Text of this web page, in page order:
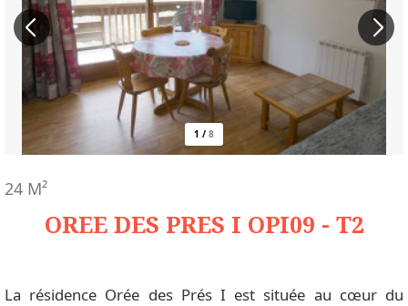
1 / 8
OREE DES PRES I OPI09 - T2
24 M²
La résidence Orée des Prés I est située au cœur du